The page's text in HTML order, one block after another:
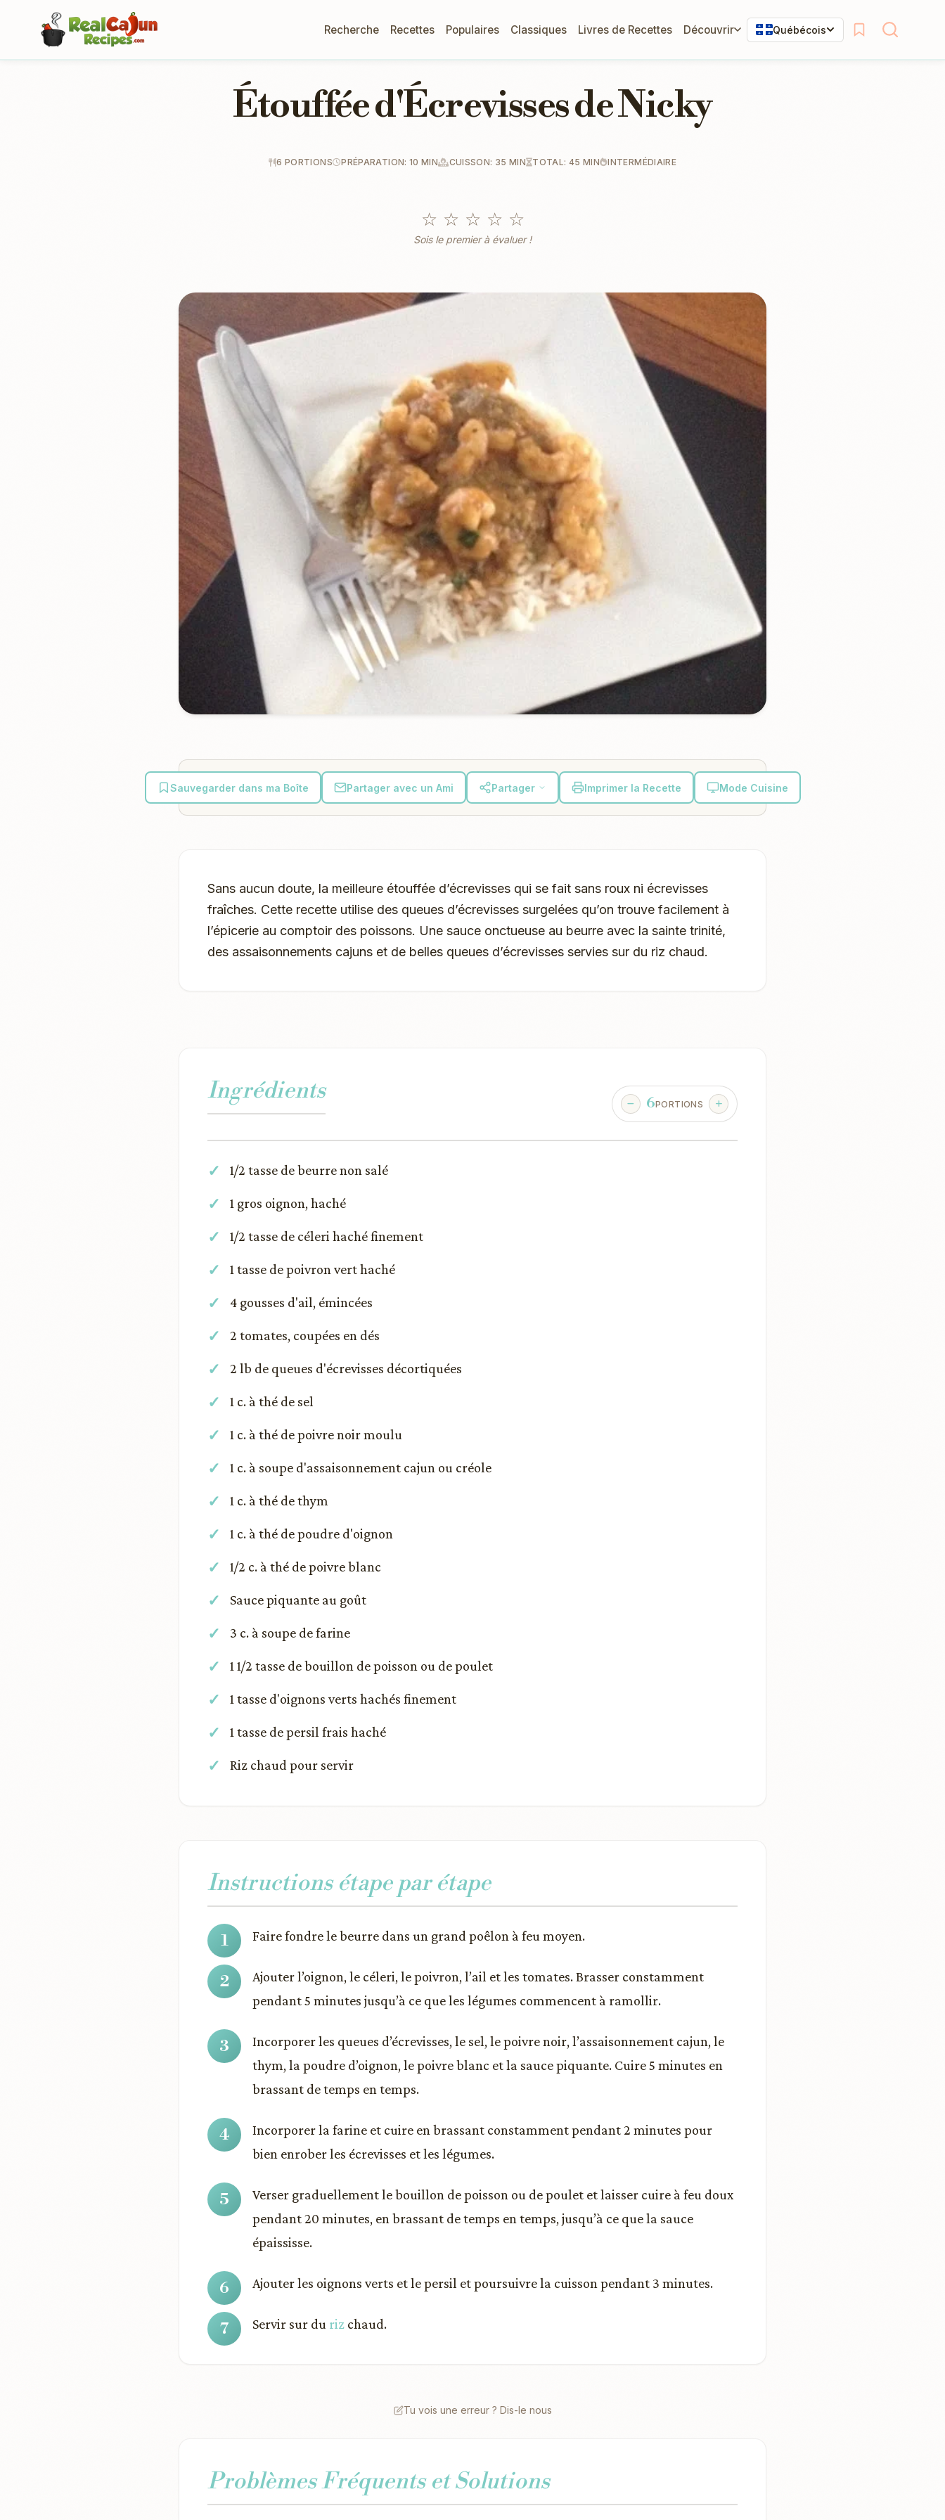
Recherche Recettes Populaires Classiques Livres de Recettes Découvrir Québécois
Étouffée d'Écrevisses de Nicky
6 PORTIONS PRÉPARATION: 10 MIN CUISSON: 35 MIN TOTAL: 45 MIN INTERMÉDIAIRE
☆ ☆ ☆ ☆ ☆
Sois le premier à évaluer !
Sauvegarder dans ma Boîte Partager avec un Ami Partager Imprimer la Recette Mode Cuisine
Sans aucun doute, la meilleure étouffée d’écrevisses qui se fait sans roux ni écrevisses
fraîches. Cette recette utilise des queues d’écrevisses surgelées qu’on trouve facilement à
l’épicerie au comptoir des poissons. Une sauce onctueuse au beurre avec la sainte trinité,
des assaisonnements cajuns et de belles queues d’écrevisses servies sur du riz chaud.
Ingrédients 6PORTIONS
1/2 tasse de beurre non salé
1 gros oignon, haché
1/2 tasse de céleri haché finement
1 tasse de poivron vert haché
4 gousses d'ail, émincées
2 tomates, coupées en dés
2 lb de queues d'écrevisses décortiquées
1 c. à thé de sel
1 c. à thé de poivre noir moulu
1 c. à soupe d'assaisonnement cajun ou créole
1 c. à thé de thym
1 c. à thé de poudre d'oignon
1/2 c. à thé de poivre blanc
Sauce piquante au goût
3 c. à soupe de farine
1 1/2 tasse de bouillon de poisson ou de poulet
1 tasse d'oignons verts hachés finement
1 tasse de persil frais haché
Riz chaud pour servir
Instructions étape par étape
Faire fondre le beurre dans un grand poêlon à feu moyen.
Ajouter l’oignon, le céleri, le poivron, l’ail et les tomates. Brasser constamment
pendant 5 minutes jusqu’à ce que les légumes commencent à ramollir.
Incorporer les queues d’écrevisses, le sel, le poivre noir, l’assaisonnement cajun, le
thym, la poudre d’oignon, le poivre blanc et la sauce piquante. Cuire 5 minutes en
brassant de temps en temps.
Incorporer la farine et cuire en brassant constamment pendant 2 minutes pour
bien enrober les écrevisses et les légumes.
Verser graduellement le bouillon de poisson ou de poulet et laisser cuire à feu doux
pendant 20 minutes, en brassant de temps en temps, jusqu’à ce que la sauce
épaississe.
Ajouter les oignons verts et le persil et poursuivre la cuisson pendant 3 minutes.
Servir sur du riz chaud.
Tu vois une erreur ? Dis-le nous
Problèmes Fréquents et Solutions